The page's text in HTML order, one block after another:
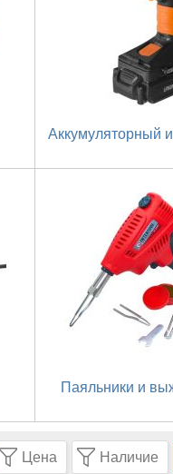
Аккумуляторный
Паяльники и
Цена Наличие